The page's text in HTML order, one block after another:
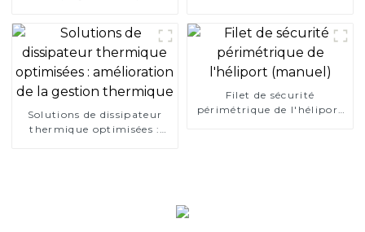
Solutions de dissipateur
thermique optimisées :
Filet de sécurité
périmétrique de l'héliport